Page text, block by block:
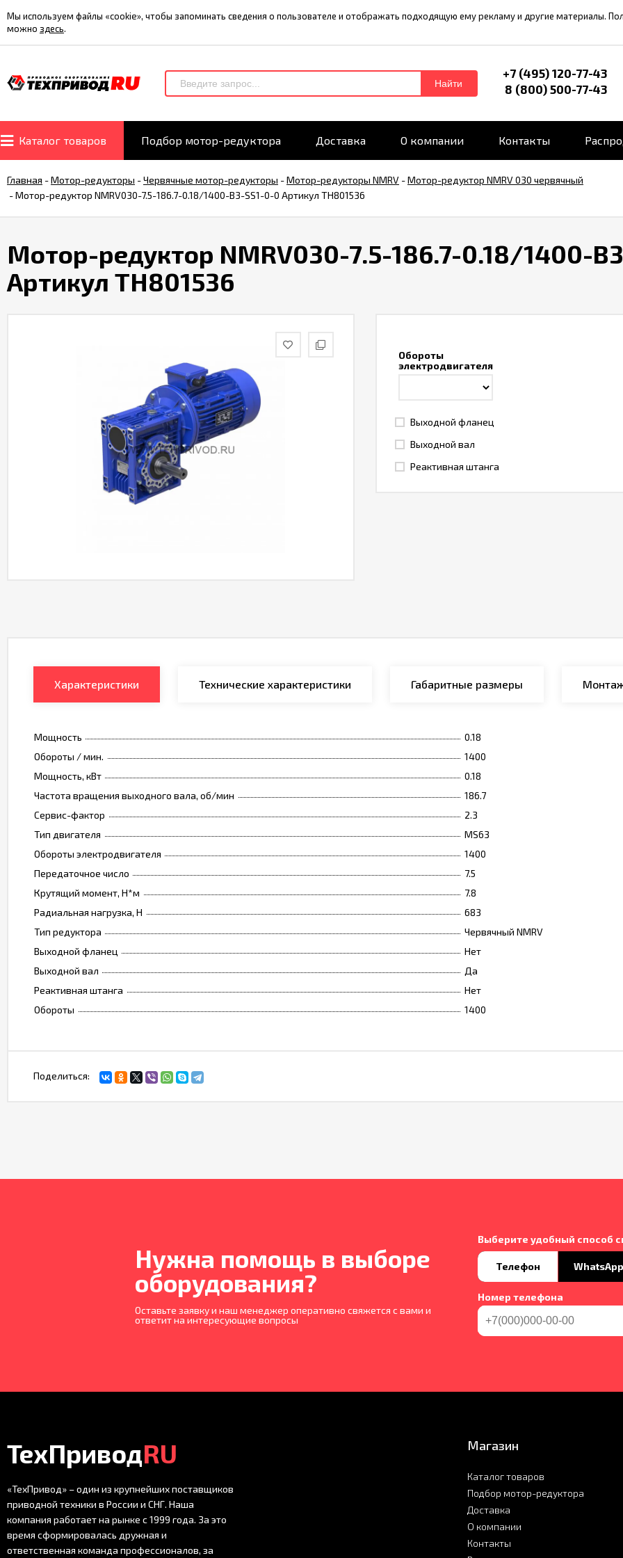
Мы используем файлы «cookie», чтобы запоминать сведения о пользователе и отображать подходящую ему рекламу и другие материалы.
можно здесь.
Найти
+7 (495) 120-77-43
8 (800) 500-77-43
Каталог товаров Подбор мотор-редуктора Доставка О компании Контакты
Главная -Мотор-редукторы -Червячные мотор-редукторы -Мотор-редукторы NMRV -Мотор-редуктор NMRV 030 червячный
-Мотор-редуктор NMRV030-7.5-186.7-0.18/1400-B3-SS1-0-0 Артикул TH801536
Мотор-редуктор NMRV030-7.5-186.7-0.18/1400-
Артикул TH801536
Обороты
электродвигателя
Выходной фланец
Выходной вал
Реактивная штанга
Характеристики Технические характеристики Габаритные размеры
Мощность
0.18
Обороты / мин.
1400
Мощность, кВт
0.18
Частота вращения выходного вала, об/мин
186.7
Сервис-фактор
2.3
Тип двигателя
MS63
Обороты электродвигателя
1400
Передаточное число
7.5
Крутящий момент, Н*м
7.8
Радиальная нагрузка, Н
683
Тип редуктора
Червячный NMRV
Выходной фланец
Нет
Выходной вал
Да
Реактивная штанга
Нет
Обороты
1400
Поделиться:
Нужна помощь в выборе
оборудования?
Оставьте заявку и наш менеджер оперативно свяжется с вами и
ответит на интересующие вопросы
Выберите удобный способ
Телефон WhatsApp
Номер телефона
ТехПриводRU
«ТехПривод» – один из крупнейших поставщиков
приводной техники в России и СНГ. Наша
компания работает на рынке с 1999 года. За это
время сформировалась дружная и
ответственная команда профессионалов, за
Магазин
Каталог товаров
Подбор мотор-редуктора
Доставка
О компании
Контакты